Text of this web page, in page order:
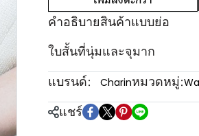
คำอธิบายสินค้าแบบย่อ
ใบสั้นที่นุ่มและจุมาก
แบรนด์:
Charinหมวดหมู่:
แชร์